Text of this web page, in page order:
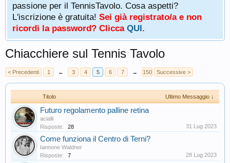
passione per il TennisTavolo. Cosa aspetti?
L'iscrizione è gratuita! Sei già registrato/a e non
ricordi la password? Clicca QUI.
Chiacchiere sul Tennis Tavolo
< Precedenti 1 ← 3 4 5 6 7 → 150 Successive >
Titolo Ultimo Messaggio ↓
Futuro regolamento palline retina
acialli
Risposte:
28 31 Lug 2023
Come funziona il Centro di Terni?
Iannone Waldner
Risposte:
7 28 Lug 2023